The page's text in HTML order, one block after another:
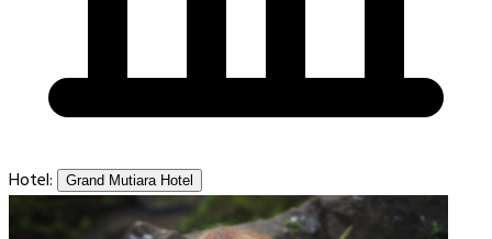
Hotel: Grand Mutiara Hotel